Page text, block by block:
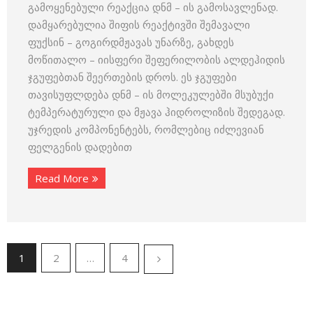
გამოყენებული რეაქცია დნმ – ის გამოსავლენად.
დამყარებულია შიფის რეაქტივში შემავალი
ფუქსინ – გოგირდმჟავას უნარზე, გახდეს
მოწითალო – იისფერი შეფერილობის ალდეჰიდის
ჯგუფებთან შეერთების დროს. ეს ჯგუფები
თავისუფლდება დნმ – ის მოლეკულებში მსუბუქი
ტემპერატურული და მჟავა ჰიდროლიზის შედეგად.
უჯრედის კომპონენტებს, რომლებიც იძლევიან
ფელგენის დადებით
Read More
1 2 … 4